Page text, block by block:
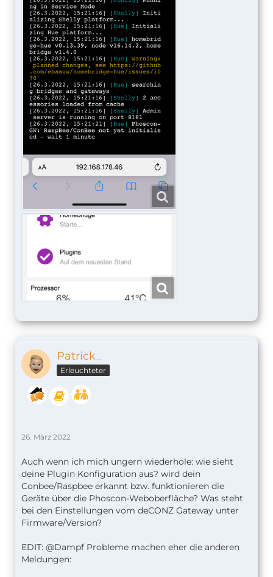
Patrick_
Erleuchteter
26. März 2022
Auch wenn ich mich ungern wiederhole: wie sieht
deine Plugin Konfiguration aus? wird dein
Conbee/Raspbee erkannt bzw. funktionieren die
Geräte über die Phoscon-Weboberfläche? Was steht
bei den Einstellungen vom deCONZ Gateway unter
Firmware/Version?
EDIT: @Dampf Probleme machen eher die anderen
Meldungen: